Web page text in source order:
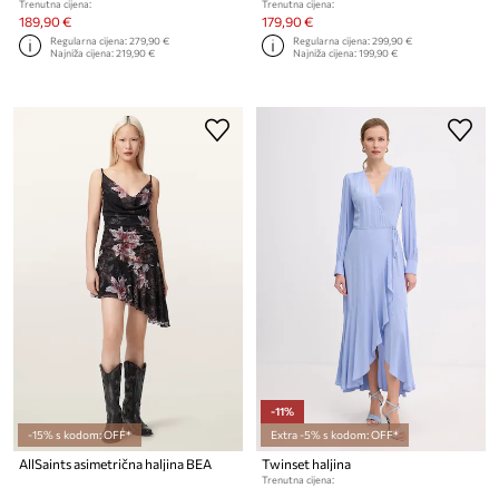
Trenutna cijena:
189,90 €
Regularna cijena:279,90 €
Najniža cijena:219,90 €
Trenutna cijena:
179,90 €
Regularna cijena:299,90 €
Najniža cijena:199,90 €
-15% s kodom: OFF*
AllSaints asimetrična haljina BEA
-11%
Extra -5% s kodom: OFF*
Twinset haljina
Trenutna cijena: